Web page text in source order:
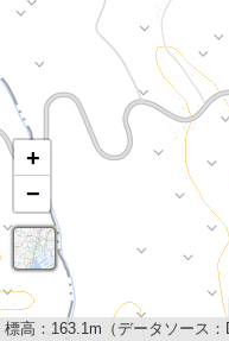
+
−
標高： 163.1m（データソース：